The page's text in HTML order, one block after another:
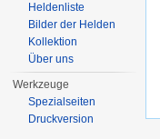
Heldenliste
Bilder der Helden
Kollektion
Über uns
Werkzeuge
Spezialseiten
Druckversion